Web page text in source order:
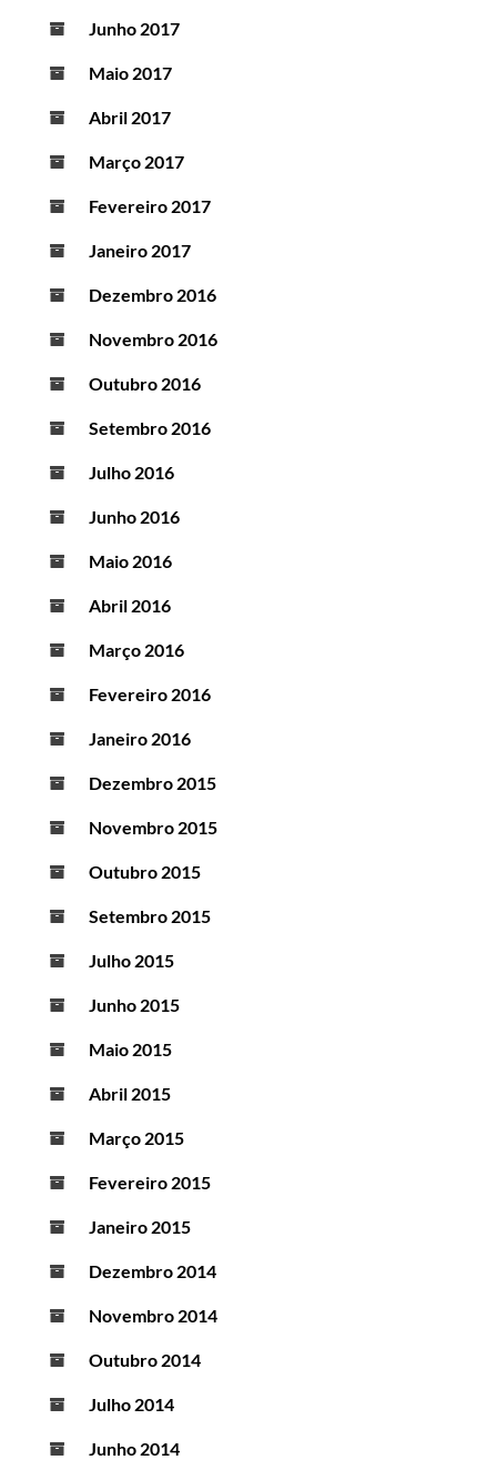
Junho 2017
Maio 2017
Abril 2017
Março 2017
Fevereiro 2017
Janeiro 2017
Dezembro 2016
Novembro 2016
Outubro 2016
Setembro 2016
Julho 2016
Junho 2016
Maio 2016
Abril 2016
Março 2016
Fevereiro 2016
Janeiro 2016
Dezembro 2015
Novembro 2015
Outubro 2015
Setembro 2015
Julho 2015
Junho 2015
Maio 2015
Abril 2015
Março 2015
Fevereiro 2015
Janeiro 2015
Dezembro 2014
Novembro 2014
Outubro 2014
Julho 2014
Junho 2014